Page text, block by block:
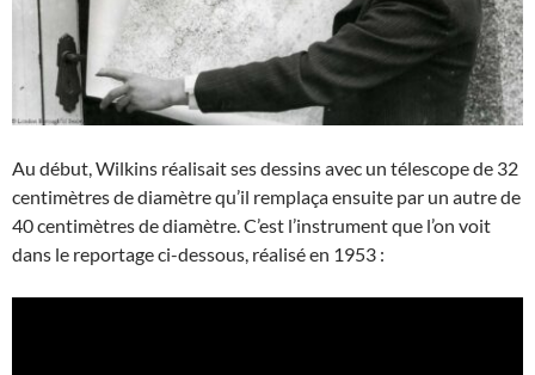
Au début, Wilkins réalisait ses dessins avec un télescope de 32
centimètres de diamètre qu’il remplaça ensuite par un autre de
40 centimètres de diamètre. C’est l’instrument que l’on voit
dans le reportage ci-dessous, réalisé en 1953 :